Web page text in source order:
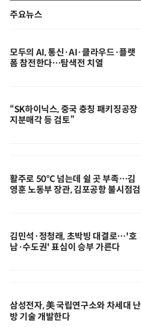
주요뉴스
모두의 AI, 통신·AI·클라우드·플랫
폼 참전한다…탐색전 치열
“SK하이닉스, 중국 충칭 패키징공장
지분매각 등 검토”
활주로 50℃ 넘는데 쉴 곳 부족…김
영훈 노동부 장관, 김포공항 불시점검
김민석·정청래, 초박빙 대결로…'호
남·수도권' 표심이 승부 가른다
삼성전자, 美 국립연구소와 차세대 난
방 기술 개발한다